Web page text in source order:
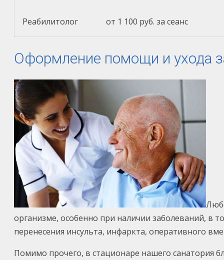
Реабилитолог от 1 100 руб. за сеанс
Оформление помощи и ухода
организме, особенно при наличии заболеваний, в
перенесения инсульта, инфаркта, оперативного
Помимо прочего, в стационаре нашего санатория